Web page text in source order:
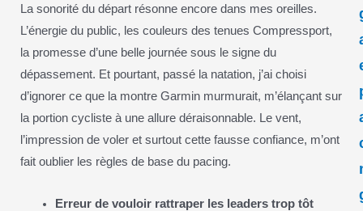
La sonorité du départ résonne encore dans mes oreilles.
L’énergie du public, les couleurs des tenues Compressport,
la promesse d’une belle journée sous le signe du
dépassement. Et pourtant, passé la natation, j’ai choisi
d’ignorer ce que la montre Garmin murmurait, m’élançant sur
la portion cycliste à une allure déraisonnable. Le vent,
l’impression de voler et surtout cette fausse confiance, m’ont
fait oublier les règles de base du pacing.
Erreur de vouloir rattraper les leaders trop tôt